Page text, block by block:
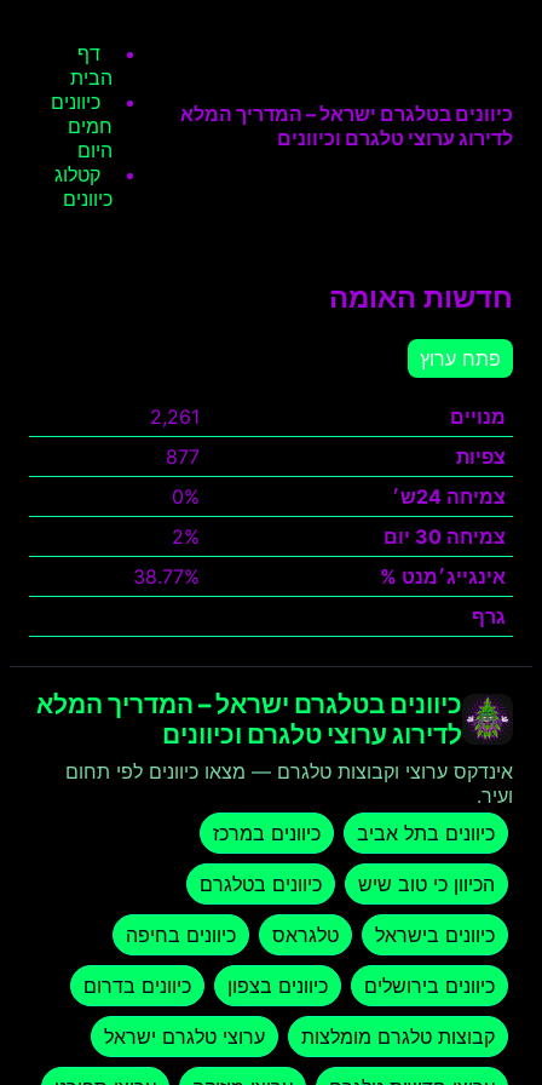
כיוונים בטלגרם ישראל – המדריך המלא
לדירוג ערוצי טלגרם וכיוונים
דף
הבית
כיוונים
חמים
היום
קטלוג
כיוונים
חדשות האומה
פתח ערוץ
מנויים
2,261
צפיות
877
צמיחה 24ש׳
0%
צמיחה 30 יום
2%
אינגייג׳מנט %
38.77%
גרף
כיוונים בטלגרם ישראל – המדריך המלא
לדירוג ערוצי טלגרם וכיוונים
אינדקס ערוצי וקבוצות טלגרם — מצאו כיוונים לפי תחום
ועיר.
כיוונים בתל אביב
כיוונים במרכז
הכיוון כי טוב שיש כיוונים בטלגרם
כיוונים בישראל טלגראס כיוונים בחיפה
כיוונים בירושלים כיוונים בצפון כיוונים בדרום
קבוצות טלגרם מומלצות ערוצי טלגרם ישראל